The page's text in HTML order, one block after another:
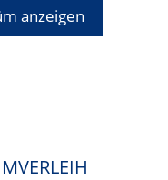
anzeigen